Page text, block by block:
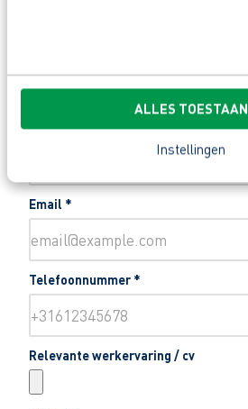
ALLES TOESTAAN
Instellingen
Woonplaats*
Email *
Telefoonnummer *
Relevante werkervaring / cv